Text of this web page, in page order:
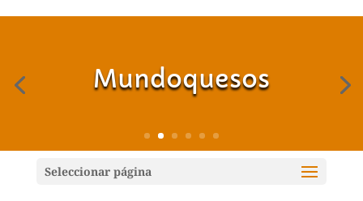
Mundoquesos
Seleccionar página